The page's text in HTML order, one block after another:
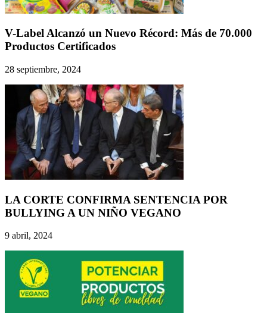
V-Label Alcanzó un Nuevo Récord: Más de 70.000
Productos Certificados
28 septiembre, 2024
LA CORTE CONFIRMA SENTENCIA POR
BULLYING A UN NIÑO VEGANO
9 abril, 2024